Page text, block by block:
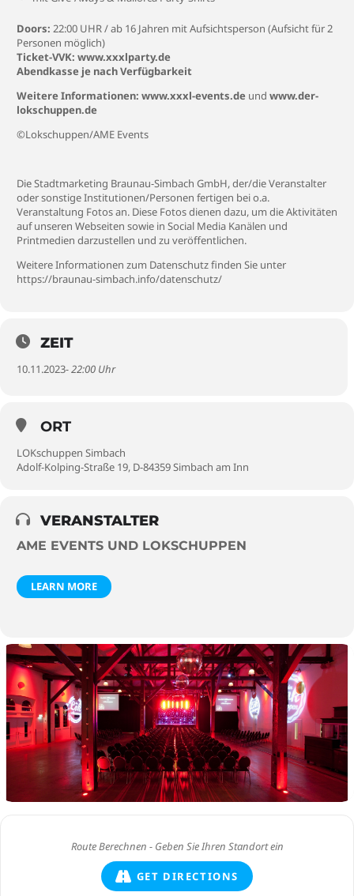
Doors: 22:00 UHR / ab 16 Jahren mit Aufsichtsperson (Aufsicht für 2
Personen möglich)
Ticket-VVK: www.xxxlparty.de
Abendkasse je nach Verfügbarkeit
Weitere Informationen: www.xxxl-events.de und www.der-
lokschuppen.de
©Lokschuppen/AME Events
Die Stadtmarketing Braunau-Simbach GmbH, der/die Veranstalter
oder sonstige Institutionen/Personen fertigen bei o.a.
Veranstaltung Fotos an. Diese Fotos dienen dazu, um die Aktivitäten
auf unseren Webseiten sowie in Social Media Kanälen und
Printmedien darzustellen und zu veröffentlichen.
Weitere Informationen zum Datenschutz finden Sie unter
https://braunau-simbach.info/datenschutz/
ZEIT
10.11.2023- 22:00 Uhr
ORT
LOKschuppen Simbach
Adolf-Kolping-Straße 19, D-84359 Simbach am Inn
VERANSTALTER
AME EVENTS UND LOKSCHUPPEN
LEARN MORE
GET DIRECTIONS